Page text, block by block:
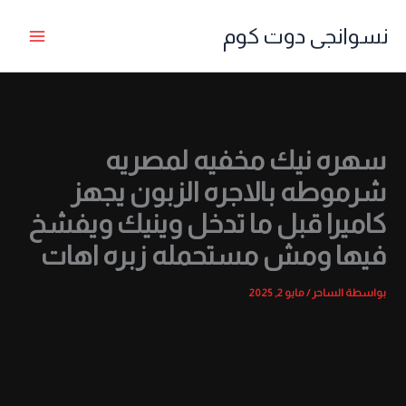
نسوانجى دوت كوم
سهره نيك مخفيه لمصريه
شرموطه بالاجره الزبون يجهز
كاميرا قبل ما تدخل وينيك ويفشخ
فيها ومش مستحمله زبره اهات
بواسطة الساحر/مايو 2, 2025